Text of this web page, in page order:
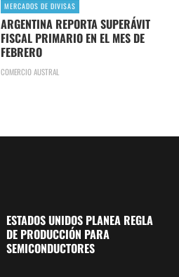
MERCADOS DE DIVISAS
ARGENTINA REPORTA SUPERÁVIT
FISCAL PRIMARIO EN EL MES DE
FEBRERO
COMERCIO AUSTRAL
ESTADOS UNIDOS PLANEA REGLA
DE PRODUCCIÓN PARA
SEMICONDUCTORES